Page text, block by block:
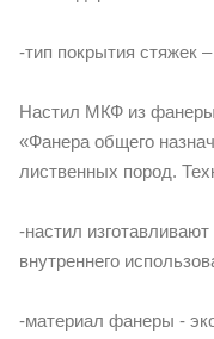
-тип покрытия стяжек
Настил МКФ из
«Фанера общего
лиственных пород.
-настил
внутреннего
-материал фанеры -